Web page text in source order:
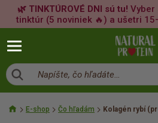
🌿 TINKTÚROVÉ DNI sú tu! Vyber
tinktúr (5 noviniek 🔥) a ušetri
Napíšte, čo hľadáte…
E-shop Čo hľadám Kolagén rybí